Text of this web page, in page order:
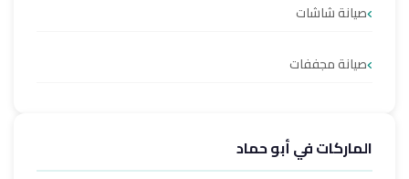
صيانة شاشات
صيانة مجففات
الماركات في أبو حماد